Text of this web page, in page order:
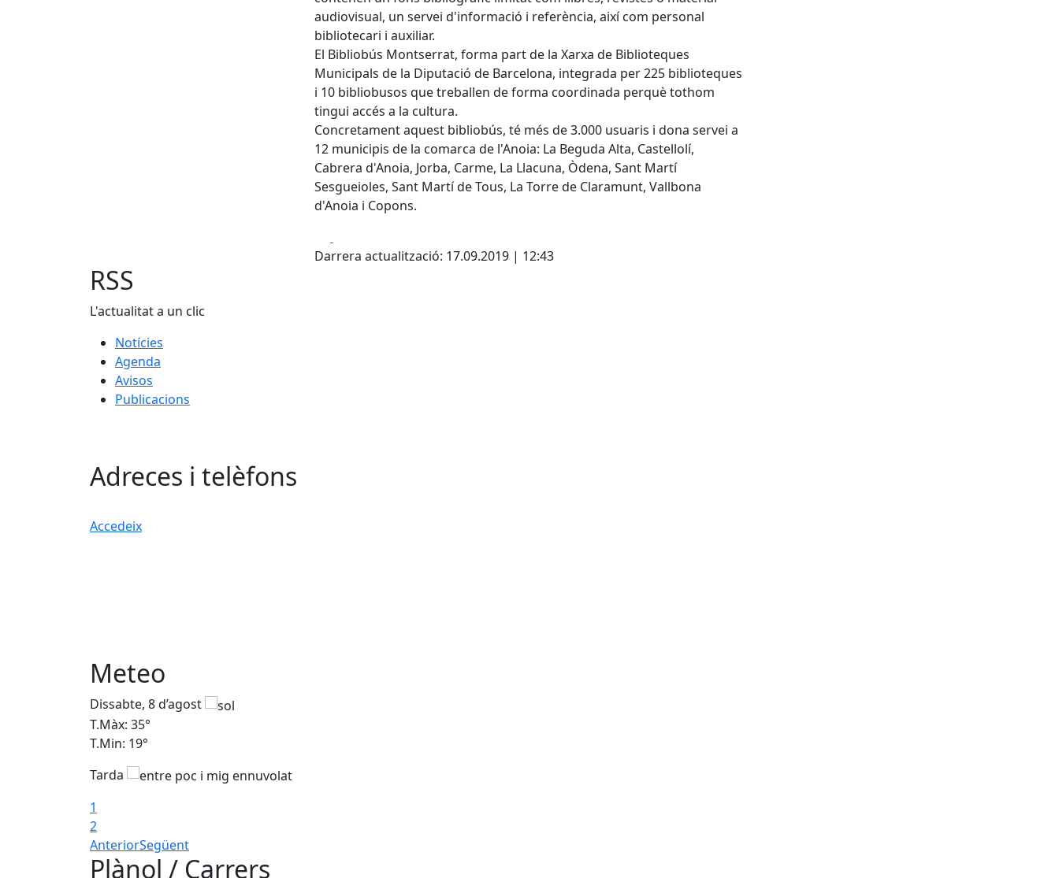
audiovisual, un servei d'informació i referència, així com personal
bibliotecari i auxiliar.
El Bibliobús Montserrat, forma part de la Xarxa de Biblioteques
Municipals de la Diputació de Barcelona, integrada per 225 biblioteques
i 10 bibliobusos que treballen de forma coordinada perquè tothom
tingui accés a la cultura.
Concretament aquest bibliobús, té més de 3.000 usuaris i dona servei a
12 municipis de la comarca de l'Anoia: La Beguda Alta, Castellolí,
Cabrera d'Anoia, Jorba, Carme, La Llacuna, Òdena, Sant Martí
Sesgueioles, Sant Martí de Tous, La Torre de Claramunt, Vallbona
d'Anoia i Copons.
Darrera actualització: 17.09.2019 | 12:43
RSS
L'actualitat a un clic
Notícies
Agenda
Avisos
Publicacions
Adreces i telèfons
Accedeix
Meteo
Dissabte, 8 d’agost
T.Màx: 35°
T.Min: 19°
Tarda
1
2
AnteriorSegüent
Plànol / Carrers